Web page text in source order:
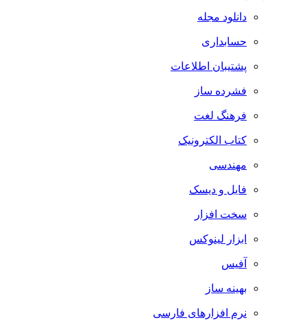
دانلود مجله
حسابداری
پشتیبان اطلاعات
فشرده ساز
فرهنگ لغت
کتاب الکترونیک
مهندسی
فایل و دیسک
سخت افزار
ابزار لینوکس
آفیس
بهینه ساز
نرم افزارهای فارسی